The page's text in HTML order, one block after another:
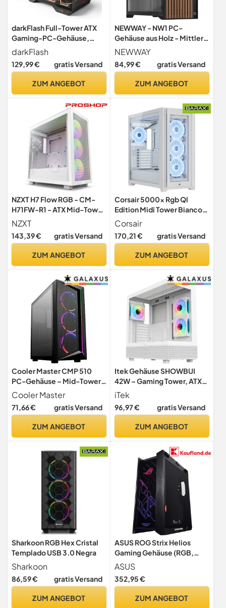
darkFlash Full-Tower ATX
Gaming-PC-Gehäuse,
Rückseitig Einsteckbares
Motherboard, Zwei
Kammern, Panorama-Glas,
Radiatoren, RTX 40-
PWM-ARGB-Lüfter,
darkFlash
129,99 € gratis Versand
ZUM ANGEBOT
NEWWAY - NW1 PC-
Gehäuse aus Holz - Mittlere
Tower kompatibel mit
ATX/Micro-ATX/ITX - Typ C
USB - üfter inklusive 3 x 140
gehärtetem Glas (schwarz)
NEWWAY
84,99 € gratis Versand
ZUM ANGEBOT
NZXT H7 Flow RGB - CM-
H71FW-R1 - ATX Mid-Tower
Gaming PC-Gehäuse -
USB-C Port - Mesh Front- &
Tempered Glass Seitenteil
RGB Fans inklusive -
NZXT
143,39 € gratis Versand
ZUM ANGEBOT
Corsair 5000x Rgb Ql
Edition Midi Tower Bianco
(case Corsair Icue 5000x
Rgb Ql Ed. Tmp)
Corsair
170,21 € gratis Versand
ZUM ANGEBOT
Cooler Master CMP 510
PC-Gehäuse – Mid-Tower-
Gehäuse mit ARGB-
Streifen, Mesh-
Fronteinlass, 3 x 120mm
aus gehärtetem Glas,
Komponentenunterstützun
Cooler Master
71,66 € gratis Versand
ZUM ANGEBOT
Itek Gehäuse SHOWBUI
42W – Gaming Tower, ATX,
mit 3 12-cm-ARGB-
Lüftern, 2 USB3-
Anschlüssen, 1 Typ-C-
Vorderseite aus
iTek
96,97 € gratis Versand
ZUM ANGEBOT
Sharkoon RGB Hex Cristal
Templado USB 3.0 Negra
Sharkoon
86,59 € gratis Versand
ZUM ANGEBOT
ASUS ROG Strix Helios
Gaming Gehäuse (RGB,
EATX/ATX, GPU-Halterung,
Aluminiumrahmen, Aura
Sync, 420mm-
schwarz
ASUS
352,95 €
ZUM ANGEBOT